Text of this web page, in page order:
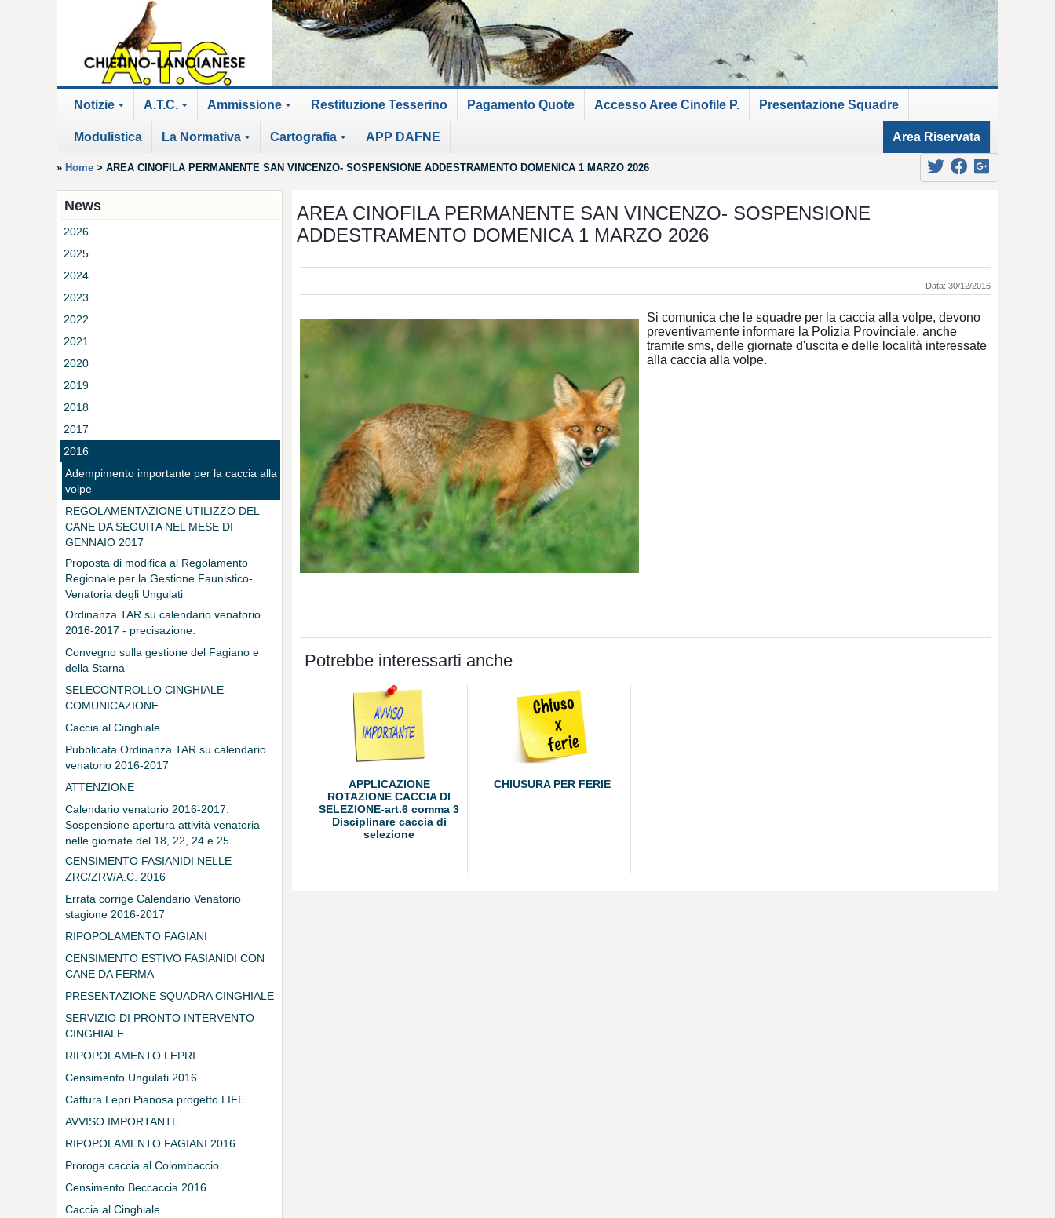
Notizie A.T.C. Ammissione Restituzione Tesserino Pagamento Quote Accesso Aree Cinofile P. Presentazione Squadre
Modulistica La Normativa Cartografia APP DAFNE Area Riservata
» Home > AREA CINOFILA PERMANENTE SAN VINCENZO- SOSPENSIONE ADDESTRAMENTO DOMENICA 1 MARZO 2026
AREA CINOFILA PERMANENTE SAN VINCENZO- SOSPENSIONE
ADDESTRAMENTO DOMENICA 1 MARZO 2026
Data: 30/12/2016
Si comunica che le squadre per la caccia alla volpe, devono
preventivamente informare la Polizia Provinciale, anche
tramite sms, delle giornate d'uscita e delle località interessate
alla caccia alla volpe.
Potrebbe interessarti anche
APPLICAZIONE
ROTAZIONE CACCIA DI
SELEZIONE-art.6 comma 3
Disciplinare caccia di
selezione
CHIUSURA PER FERIE
News
2026
2025
2024
2023
2022
2021
2020
2019
2018
2017
2016
Adempimento importante per la caccia alla
volpe
REGOLAMENTAZIONE UTILIZZO DEL
CANE DA SEGUITA NEL MESE DI
GENNAIO 2017
Proposta di modifica al Regolamento
Regionale per la Gestione Faunistico-
Venatoria degli Ungulati
Ordinanza TAR su calendario venatorio
2016-2017 - precisazione.
Convegno sulla gestione del Fagiano e
della Starna
SELECONTROLLO CINGHIALE-
COMUNICAZIONE
Caccia al Cinghiale
Pubblicata Ordinanza TAR su calendario
venatorio 2016-2017
ATTENZIONE
Calendario venatorio 2016-2017.
Sospensione apertura attività venatoria
nelle giornate del 18, 22, 24 e 25
settembre 2016.
CENSIMENTO FASIANIDI NELLE
ZRC/ZRV/A.C. 2016
Errata corrige Calendario Venatorio
stagione 2016-2017
RIPOPOLAMENTO FAGIANI
CENSIMENTO ESTIVO FASIANIDI CON
CANE DA FERMA
PRESENTAZIONE SQUADRA CINGHIALE
SERVIZIO DI PRONTO INTERVENTO
CINGHIALE
RIPOPOLAMENTO LEPRI
Censimento Ungulati 2016
Cattura Lepri Pianosa progetto LIFE
AVVISO IMPORTANTE
RIPOPOLAMENTO FAGIANI 2016
Proroga caccia al Colombaccio
Censimento Beccaccia 2016
Caccia al Cinghiale